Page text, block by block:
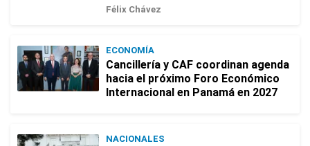
Félix Chávez
ECONOMÍA
Cancillería y CAF coordinan agenda
hacia el próximo Foro Económico
Internacional en Panamá en 2027
NACIONALES